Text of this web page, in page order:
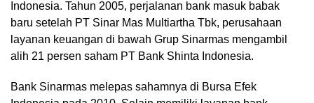
Indonesia. Tahun 2005, perjalanan bank masuk babak
baru setelah PT Sinar Mas Multiartha Tbk, perusahaan
layanan keuangan di bawah Grup Sinarmas mengambil
alih 21 persen saham PT Bank Shinta Indonesia.
Bank Sinarmas melepas sahamnya di Bursa Efek